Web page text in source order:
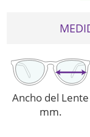
Ancho del Lente
mm.